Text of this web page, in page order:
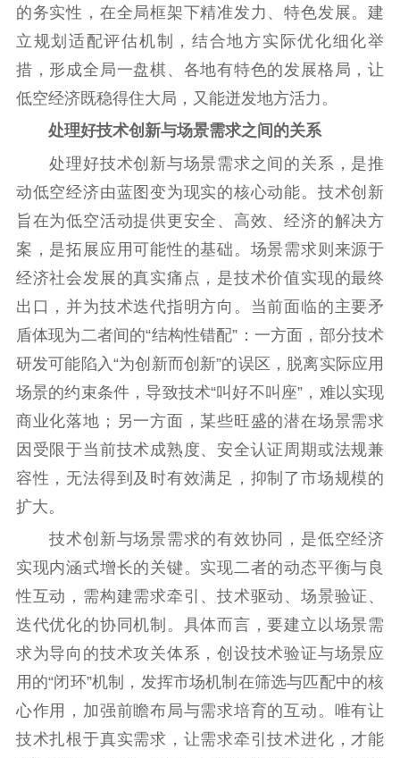
的务实性，在全局框架下精准发力、特色发展。建
立规划适配评估机制，结合地方实际优化细化举
措，形成全局一盘棋、各地有特色的发展格局，让
低空经济既稳得住大局，又能迸发地方活力。
处理好技术创新与场景需求之间的关系
处理好技术创新与场景需求之间的关系，是推
动低空经济由蓝图变为现实的核心动能。技术创新
旨在为低空活动提供更安全、高效、经济的解决方
案，是拓展应用可能性的基础。场景需求则来源于
经济社会发展的真实痛点，是技术价值实现的最终
出口，并为技术迭代指明方向。当前面临的主要矛
盾体现为二者间的“结构性错配”：一方面，部分技术
研发可能陷入“为创新而创新”的误区，脱离实际应用
场景的约束条件，导致技术“叫好不叫座”，难以实现
商业化落地；另一方面，某些旺盛的潜在场景需求
因受限于当前技术成熟度、安全认证周期或法规兼
容性，无法得到及时有效满足，抑制了市场规模的
扩大。
技术创新与场景需求的有效协同，是低空经济
实现内涵式增长的关键。实现二者的动态平衡与良
性互动，需构建需求牵引、技术驱动、场景验证、
迭代优化的协同机制。具体而言，要建立以场景需
求为导向的技术攻关体系，创设技术验证与场景应
用的“闭环”机制，发挥市场机制在筛选与匹配中的核
心作用，加强前瞻布局与需求培育的互动。唯有让
技术扎根于真实需求，让需求牵引技术进化，才能